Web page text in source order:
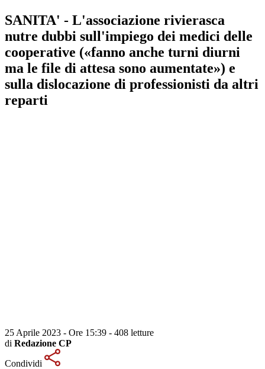
SANITA' - L'associazione rivierasca
nutre dubbi sull'impiego dei medici delle
cooperative («fanno anche turni diurni
ma le file di attesa sono aumentate») e
sulla dislocazione di professionisti da altri
reparti
25 Aprile 2023 - Ore 15:39 - 408 letture
di Redazione CP
Condividi